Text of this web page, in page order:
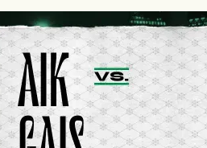
lyckades få in 2-0.